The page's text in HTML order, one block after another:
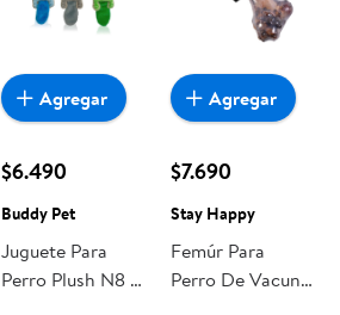
$6.490
Buddy Pet
Juguete Para
Perro Plush N8 1
Agregar
$7.690
Stay Happy
Femúr Para
Perro De Vacuno
Agregar